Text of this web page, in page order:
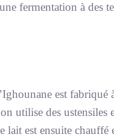
fermentation à des
est
utilise des ustensiles
lait est ensuite